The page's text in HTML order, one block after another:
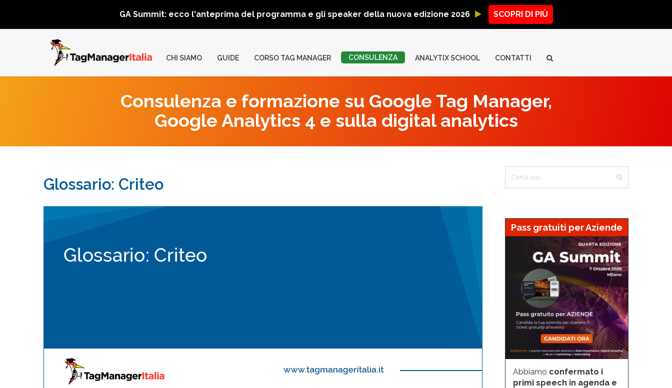
GA Summit: ecco l'anteprima del programma e gli speaker della nuova edizione 2026 SCOPRI DI PIÙ
CHI SIAMO GUIDE CORSO TAG MANAGER CONSULENZA ANALYTIX SCHOOL CONTATTI
Consulenza e formazione su Google Tag Manager,
Google Analytics 4 e sulla digital analytics
Glossario: Criteo
Pass gratuiti per Aziende
Abbiamo confermato i
primi speech in agenda e